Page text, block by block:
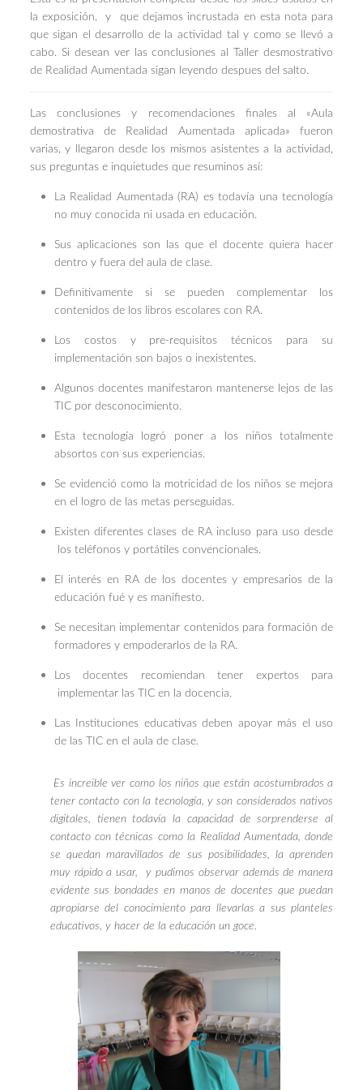
la exposición, y que dejamos incrustada en esta nota para
que sigan el desarrollo de la actividad tal y como se llevó a
cabo. Si desean ver las conclusiones al Taller desmostrativo
de Realidad Aumentada sigan leyendo despues del salto.
Las conclusiones y recomendaciones finales al «Aula
demostrativa de Realidad Aumentada aplicada» fueron
varias, y llegaron desde los mismos asistentes a la actividad,
sus preguntas e inquietudes que resuminos así:
La Realidad Aumentada (RA) es todavía una tecnología
no muy conocida ni usada en educación.
Sus aplicaciones son las que el docente quiera hacer
dentro y fuera del aula de clase.
Definitivamente si se pueden complementar los
contenidos de los libros escolares con RA.
Los costos y pre-requisitos técnicos para su
implementación son bajos o inexistentes.
Algunos docentes manifestaron mantenerse lejos de las
TIC por desconocimiento.
Esta tecnología logró poner a los niños totalmente
absortos con sus experiencias.
Se evidenció como la motricidad de los niños se mejora
en el logro de las metas perseguidas.
Existen diferentes clases de RA incluso para uso desde
los teléfonos y portátiles convencionales.
El interés en RA de los docentes y empresarios de la
educación fué y es manifiesto.
Se necesitan implementar contenidos para formación de
formadores y empoderarlos de la RA.
Los docentes recomiendan tener expertos para
implementar las TIC en la docencia.
Las Instituciones educativas deben apoyar más el uso
de las TIC en el aula de clase.
Es increible ver como los niños que están acostumbrados a
tener contacto con la tecnología, y son considerados nativos
digitales, tienen todavía la capacidad de sorprenderse al
contacto con técnicas como la Realidad Aumentada, donde
se quedan maravillados de sus posibilidades, la aprenden
muy rápido a usar, y pudimos observar además de manera
evidente sus bondades en manos de docentes que puedan
apropiarse del conocimiento para llevarlas a sus planteles
educativos, y hacer de la educación un goce.